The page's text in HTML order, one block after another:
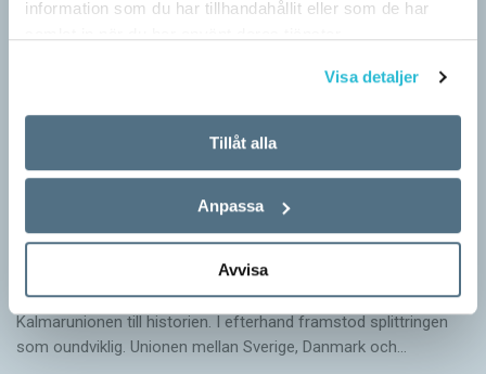
information som du har tillhandahållit eller som de har
Visa detaljer
Tillåt alla
Anpassa
Avvisa
Arvet från Gustav Vasa lever än i dag
När Gustav Vasa den 6 juni 1523 ­valdes till kung förpassades
Kalmar­unionen till historien. I efterhand framstod splittringen
som ound­viklig. ­Unionen ­mellan Sverige, Danmark och…